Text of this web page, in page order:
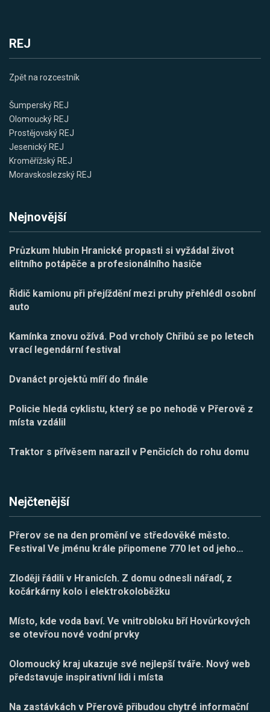
REJ
Zpět na rozcestník
Šumperský REJ
Olomoucký REJ
Prostějovský REJ
Jesenický REJ
Kroměřížský REJ
Moravskoslezský REJ
Nejnovější
Průzkum hlubin Hranické propasti si vyžádal život
elitního potápěče a profesionálního hasiče
Řidič kamionu při přejíždění mezi pruhy přehlédl osobní
auto
Kamínka znovu ožívá. Pod vrcholy Chřibů se po letech
vrací legendární festival
Dvanáct projektů míří do finále
Policie hledá cyklistu, který se po nehodě v Přerově z
místa vzdálil
Traktor s přívěsem narazil v Penčicích do rohu domu
Nejčtenější
Přerov se na den promění ve středověké město.
Festival Ve jménu krále připomene 770 let od jeho…
Zloději řádili v Hranicích. Z domu odnesli nářadí, z
kočárkárny kolo i elektrokoloběžku
Místo, kde voda baví. Ve vnitrobloku bří Hovůrkových
se otevřou nové vodní prvky
Olomoucký kraj ukazuje své nejlepší tváře. Nový web
představuje inspirativní lidi i místa
Na zastávkách v Přerově přibudou chytré informační